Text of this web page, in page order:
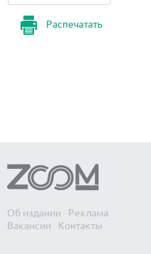
Распечатать
Об издании
Реклама
Вакансии
Контакты